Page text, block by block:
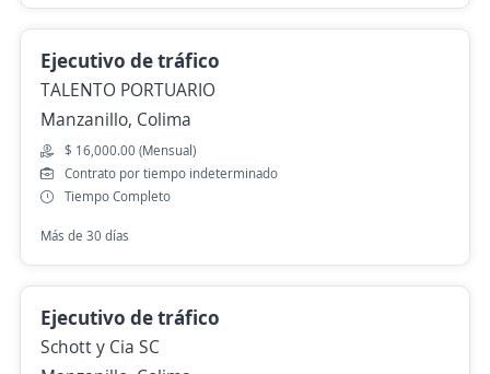
Ejecutivo de tráfico
TALENTO PORTUARIO
Manzanillo, Colima
$ 16,000.00 (Mensual)
Contrato por tiempo indeterminado
Tiempo Completo
Más de 30 días
Ejecutivo de tráfico
Schott y Cia SC